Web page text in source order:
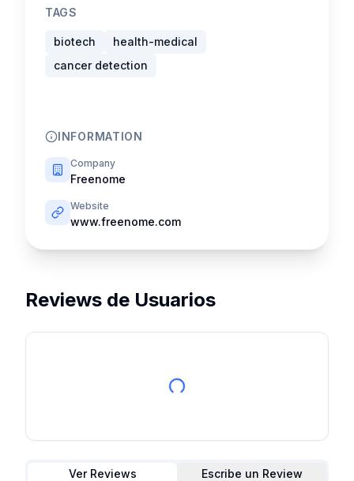
TAGS
biotech
health-medical
cancer detection
INFORMATION
Company
Freenome
Website
www.freenome.com
Reviews de Usuarios
Ver Reviews Escribe un Review